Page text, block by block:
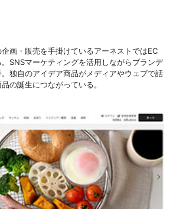
画・販売を手掛けているアーネストではEC
SNSマーケティングを活用しながらブランデ
独自のアイデア商品がメディアやウェブで話
の誕生につながっている。